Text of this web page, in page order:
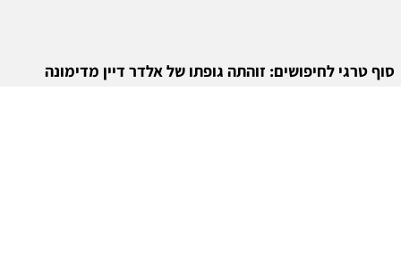
סוף טרגי לחיפושים: זוהתה גופתו של אלדר דיין מדימונה